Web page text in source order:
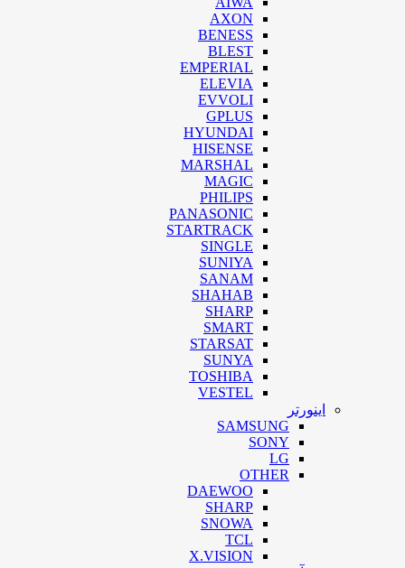
AXON
BENESS
BLEST
EMPERIAL
ELEVIA
EVVOLI
GPLUS
HYUNDAI
HISENSE
MARSHAL
MAGIC
PHILIPS
PANASONIC
STARTRACK
SINGLE
SUNIYA
SANAM
SHAHAB
SHARP
SMART
STARSAT
SUNYA
TOSHIBA
VESTEL
اینورتر
SAMSUNG
SONY
LG
OTHER
DAEWOO
SHARP
SNOWA
TCL
X.VISION